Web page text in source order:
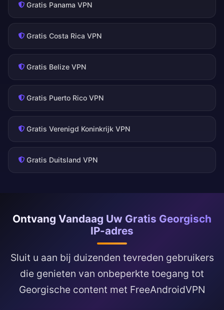
Gratis Panama VPN
Gratis Costa Rica VPN
Gratis Belize VPN
Gratis Puerto Rico VPN
Gratis Verenigd Koninkrijk VPN
Gratis Duitsland VPN
Ontvang Vandaag Uw Gratis Georgisch
IP-adres
Sluit u aan bij duizenden tevreden gebruikers
die genieten van onbeperkte toegang tot
Georgische content met FreeAndroidVPN